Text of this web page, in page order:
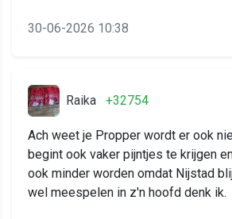
30-06-2026 10:38
Raika +32754
Ach weet je Propper wordt er ook
begint ook vaker pijntjes te krijgen
ook minder worden omdat Nijstad
wel meespelen in z'n hoofd denk ik.